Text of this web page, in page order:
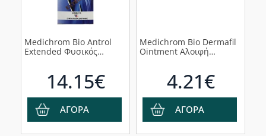
Medichrom Bio Antrol
Extended Φυσικός
14.15€
ΑΓΟΡΑ
Medichrom Bio Dermafil
Ointment Αλοιφή
4.21€
ΑΓΟΡΑ